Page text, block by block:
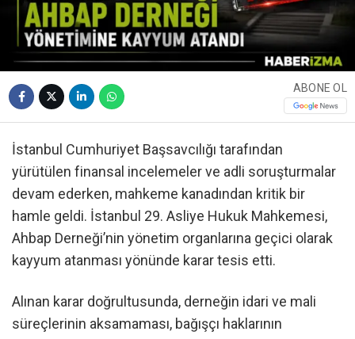
ABONE OL
İstanbul Cumhuriyet Başsavcılığı tarafından
yürütülen finansal incelemeler ve adli soruşturmalar
devam ederken, mahkeme kanadından kritik bir
hamle geldi. İstanbul 29. Asliye Hukuk Mahkemesi,
Ahbap Derneği’nin yönetim organlarına geçici olarak
kayyum atanması yönünde karar tesis etti.
Alınan karar doğrultusunda, derneğin idari ve mali
süreçlerinin aksamaması, bağışçı haklarının